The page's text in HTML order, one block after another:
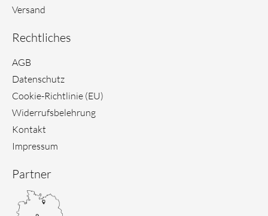
Versand
Rechtliches
AGB
Datenschutz
Cookie-Richtlinie (EU)
Widerrufsbelehrung
Kontakt
Impressum
Partner